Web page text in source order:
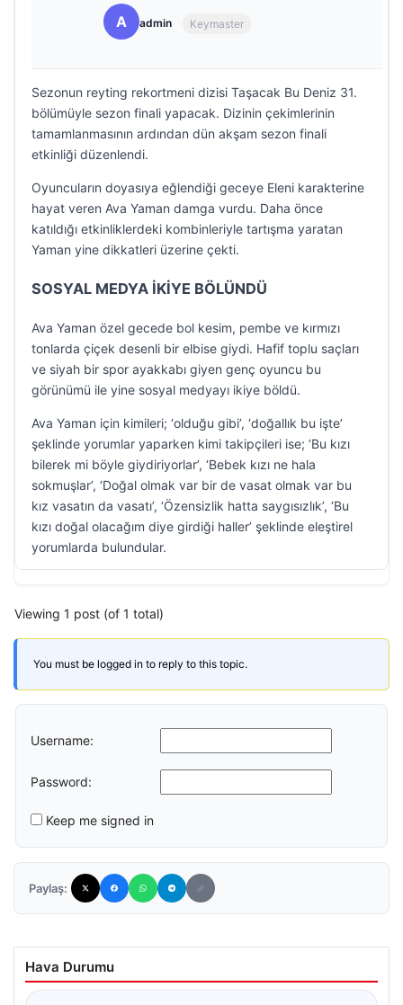
A admin Keymaster
Sezonun reyting rekortmeni dizisi Taşacak Bu Deniz 31.
bölümüyle sezon finali yapacak. Dizinin çekimlerinin
tamamlanmasının ardından dün akşam sezon finali
etkinliği düzenlendi.
Oyuncuların doyasıya eğlendiği geceye Eleni karakterine
hayat veren Ava Yaman damga vurdu. Daha önce
katıldığı etkinliklerdeki kombinleriyle tartışma yaratan
Yaman yine dikkatleri üzerine çekti.
SOSYAL MEDYA İKİYE BÖLÜNDÜ
Ava Yaman özel gecede bol kesim, pembe ve kırmızı
tonlarda çiçek desenli bir elbise giydi. Hafif toplu saçları
ve siyah bir spor ayakkabı giyen genç oyuncu bu
görünümü ile yine sosyal medyayı ikiye böldü.
Ava Yaman için kimileri; ‘olduğu gibi’, ‘doğallık bu işte’
şeklinde yorumlar yaparken kimi takipçileri ise; ‘Bu kızı
bilerek mi böyle giydiriyorlar’, ‘Bebek kızı ne hala
sokmuşlar’, ‘Doğal olmak var bir de vasat olmak var bu
kız vasatın da vasatı’, ‘Özensizlik hatta saygısızlık’, ‘Bu
kızı doğal olacağım diye girdiği haller’ şeklinde eleştirel
yorumlarda bulundular.
Viewing 1 post (of 1 total)
You must be logged in to reply to this topic.
Username:
Password:
Keep me signed in
Paylaş:
Hava Durumu